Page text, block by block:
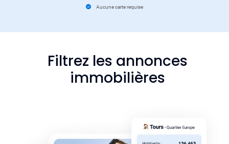
Aucune carte requise
Filtrez les annonces
immobilières